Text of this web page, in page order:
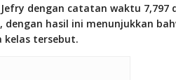
dengan catatan waktu
dengan hasil ini menunjukkan
kelas tersebut.